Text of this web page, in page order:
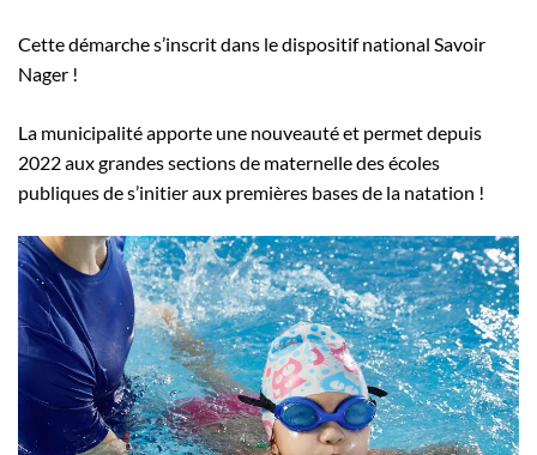
Cette démarche s’inscrit dans le dispositif national Savoir
Nager !
La municipalité apporte une nouveauté et permet depuis
2022 aux grandes sections de maternelle des écoles
publiques de s’initier aux premières bases de la natation !